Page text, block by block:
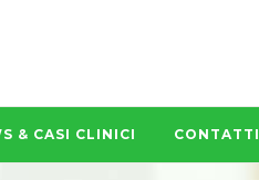
& CASI CLINICI CONTATTI